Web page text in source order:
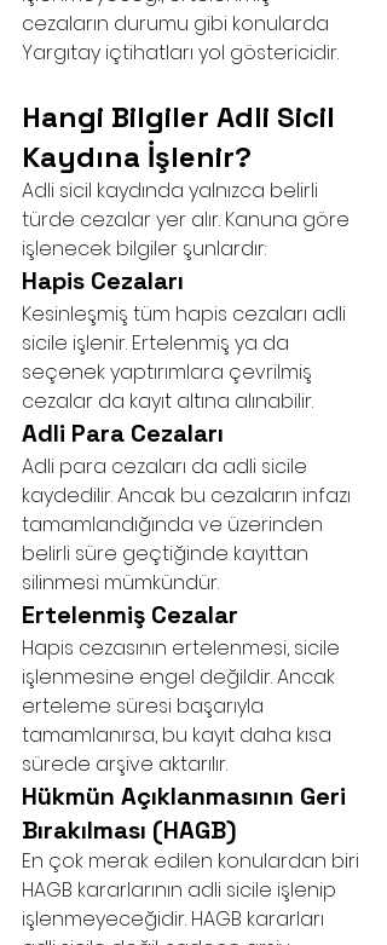
cezaların durumu gibi konularda
Yargıtay içtihatları yol göstericidir.
Hangi Bilgiler Adli Sicil
Kaydına İşlenir?
Adli sicil kaydında yalnızca belirli
türde cezalar yer alır. Kanuna göre
işlenecek bilgiler şunlardır:
Hapis Cezaları
Kesinleşmiş tüm hapis cezaları adli
sicile işlenir. Ertelenmiş ya da
seçenek yaptırımlara çevrilmiş
cezalar da kayıt altına alınabilir.
Adli Para Cezaları
Adli para cezaları da adli sicile
kaydedilir. Ancak bu cezaların infazı
tamamlandığında ve üzerinden
belirli süre geçtiğinde kayıttan
silinmesi mümkündür.
Ertelenmiş Cezalar
Hapis cezasının ertelenmesi, sicile
işlenmesine engel değildir. Ancak
erteleme süresi başarıyla
tamamlanırsa, bu kayıt daha kısa
sürede arşive aktarılır.
Hükmün Açıklanmasının Geri
Bırakılması (HAGB)
En çok merak edilen konulardan biri
HAGB kararlarının adli sicile işlenip
işlenmeyeceğidir. HAGB kararları